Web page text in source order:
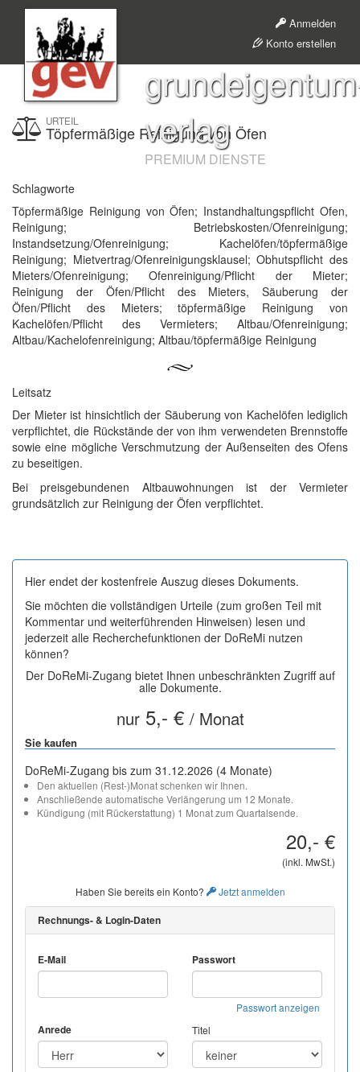
Anmelden
Konto erstellen
verlag
PREMIUM DIENSTE
URTEIL
Töpfermäßige Reinigung von Öfen
Schlagworte
Töpfermäßige Reinigung von Öfen; Instandhaltungspflicht Ofen,
Reinigung; Betriebskosten/Ofenreinigung;
Instandsetzung/Ofenreinigung; Kachelöfen/töpfermäßige
Reinigung; Mietvertrag/Ofenreinigungsklausel; Obhutspflicht des
Mieters/Ofenreinigung; Ofenreinigung/Pflicht der Mieter;
Reinigung der Öfen/Pflicht des Mieters, Säuberung der
Öfen/Pflicht des Mieters; töpfermäßige Reinigung von
Kachelöfen/Pflicht des Vermieters; Altbau/Ofenreinigung;
Altbau/Kachelofenreinigung; Altbau/töpfermäßige Reinigung
Leitsatz
Der Mieter ist hinsichtlich der Säuberung von Kachelöfen lediglich
verpflichtet, die Rückstände der von ihm verwendeten Brennstoffe
sowie eine mögliche Verschmutzung der Außenseiten des Ofens
zu beseitigen.
Bei preisgebundenen Altbauwohnungen ist der Vermieter
grundsätzlich zur Reinigung der Öfen verpflichtet.
Hier endet der kostenfreie Auszug dieses Dokuments.
Sie möchten die vollständigen Urteile (zum großen Teil mit
Kommentar und weiterführenden Hinweisen) lesen und
jederzeit alle Recherchefunktionen der DoReMi nutzen
können?
Der DoReMi-Zugang bietet Ihnen unbeschränkten Zugriff auf
alle Dokumente.
nur5,- € / Monat
Sie kaufen
DoReMi-Zugang bis zum 31.12.2026 (4 Monate)
Den aktuellen (Rest-)Monat schenken wir Ihnen.
Anschließende automatische Verlängerung um 12 Monate.
Kündigung (mit Rückerstattung) 1 Monat zum Quartalsende.
20,- €
(inkl. MwSt.)
Haben Sie bereits ein Konto? Jetzt anmelden
Rechnungs- & Login-Daten
E-Mail Passwort
Passwort anzeigen
Anrede Titel